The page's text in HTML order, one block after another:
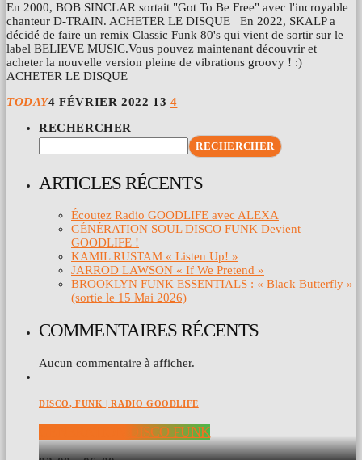
En 2000, BOB SINCLAR sortait "Got To Be Free" avec l'incroyable
chanteur D-TRAIN. ACHETER LE DISQUE En 2022, SKALP a
décidé de faire un remix Classic Funk 80's qui vient de sortir sur le
label BELIEVE MUSIC.Vous pouvez maintenant découvrir et
acheter la nouvelle version pleine de vibrations groovy ! :)
ACHETER LE DISQUE
TODAY4 FÉVRIER 2022 13 4
RECHERCHER
RECHERCHER
ARTICLES RÉCENTS
Écoutez Radio GOODLIFE avec ALEXA
GÉNÉRATION SOUL DISCO FUNK Devient
GOODLIFE !
KAMIL RUSTAM « Listen Up! »
JARROD LAWSON « If We Pretend »
BROOKLYN FUNK ESSENTIALS : « Black Butterfly »
(sortie le 15 Mai 2026)
COMMENTAIRES RÉCENTS
Aucun commentaire à afficher.
DISCO, FUNK | RADIO GOODLIFE
GENERATION DISCO FUNK